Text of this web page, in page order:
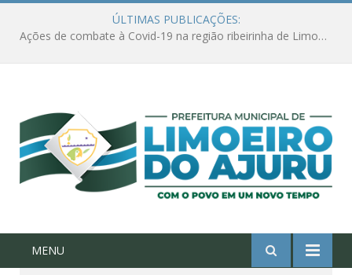
ÚLTIMAS PUBLICAÇÕES:
Ações de combate à Covid-19 na região ribeirinha de Limoeiro do Ajuru continuam
MENU